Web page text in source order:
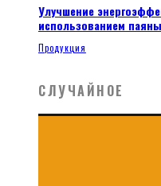
Улучшение
использованием
Продукция
СЛУЧАЙНОЕ